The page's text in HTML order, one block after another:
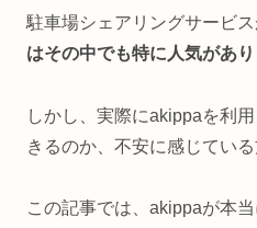
駐車場シェアリングサービス
はその中でも特に人気があり
しかし、実際にakippaを利
きるのか、不安に感じてい
この記事では、akippaが本